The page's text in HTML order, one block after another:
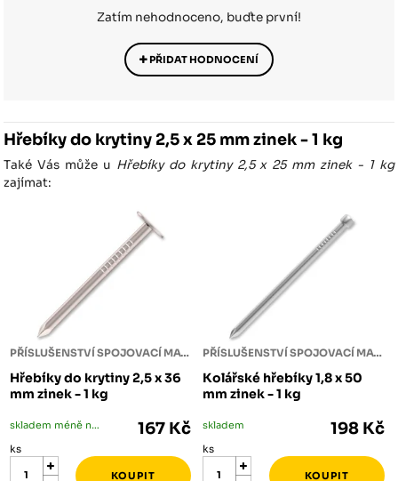
Zatím nehodnoceno, buďte první!
PŘIDAT HODNOCENÍ
Hřebíky do krytiny 2,5 x 25 mm zinek - 1 kg
Také Vás může u Hřebíky do krytiny 2,5 x 25 mm zinek - 1 kg
zajímat:
PŘÍSLUŠENSTVÍ SPOJOVACÍ MATERIÁL
Hřebíky do krytiny 2,5 x 36
mm zinek - 1 kg
skladem méně než 5 ks 167 Kč
ks
PŘÍSLUŠENSTVÍ SPOJOVACÍ MATERIÁL
Kolářské hřebíky 1,8 x 50
mm zinek - 1 kg
skladem 198 Kč
ks